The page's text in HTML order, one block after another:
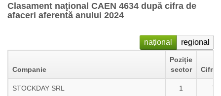
Clasament naţional CAEN 4634 după cifra de
afaceri aferentă anului 2024
național regional
Companie
Poziție
sector
Cifra
STOCKDAY SRL 1